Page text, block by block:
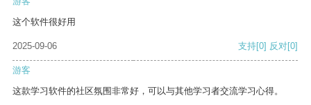
这个软件很好用
2025-09-06 支持[0] 反对[0]
游客
这款学习软件的社区氛围非常好，可以与其他学习者交流学习心得。